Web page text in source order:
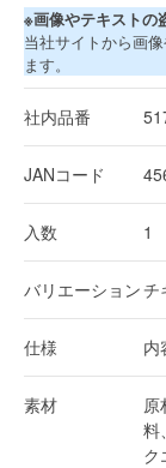
※画像やテキストの
当社サイトから画
ます。
社内品番
JANコード
入数 1
バリエーションチ
仕様 内
素材
料
ク